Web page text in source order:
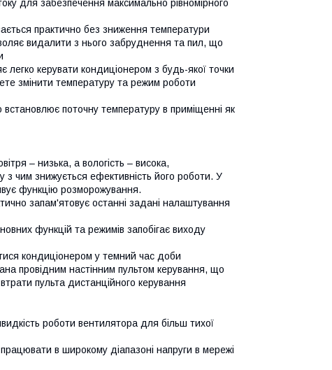
для забезпечення максимально рівномірного
практично без зниження температури
видалити з нього забруднення та пил, що
керувати кондиціонером з будь-якої точки
змінити температуру та режим роботи
встановлює поточну температуру в приміщенні як
– низька, а вологість – висока,
з чим знижується ефективність його роботи. У
функцію розморожування.
запам'ятовує останні задані налаштування
функцій та режимів запобігає виходу
кондиціонером у темний час доби
провідним настінним пультом керування, що
пульта дистанційного керування
роботи вентилятора для більш тихої
в широкому діапазоні напруги в мережі